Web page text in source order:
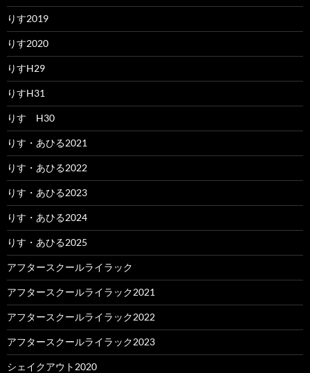
りす2019
りす2020
りすH29
りすH31
りす H30
りす・あひる2021
りす・あひる2022
りす・あひる2023
りす・あひる2024
りす・あひる2025
アフタースクールライラック
アフタースクールライラック2021
アフタースクールライラック2022
アフタースクールライラック2023
シェイクアウト2020